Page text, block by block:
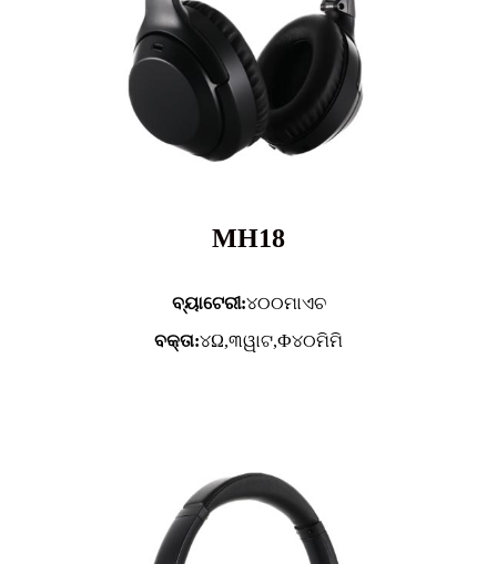
MH18
ବ୍ୟାଟେରୀ:୪୦୦ମାଏଚ
ବକ୍ତା:୪Ω,୩ୱାଟ,Ф୪୦ମିମି